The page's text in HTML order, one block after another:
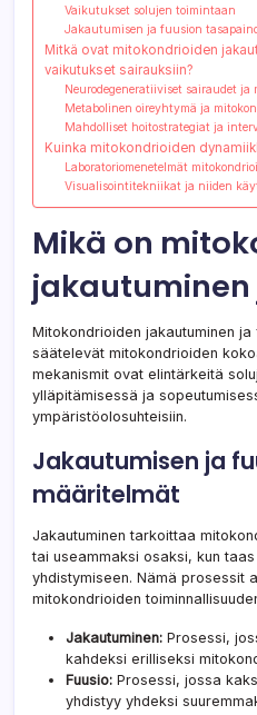
Vaikutukset solujen toimintaan
Jakautumisen ja fuusion
Mitkä ovat mitokondrioiden
vaikutukset sairauksiin?
Neurodegeneratiiviset sairaudet ja
Metabolinen oireyhtymä ja
Mahdolliset hoitostrategiat ja
Kuinka mitokondrioiden
Laboratoriomenetelmät
Visualisointitekniikat ja niiden
Mikä on
jakautuminen
Mitokondrioiden jakautuminen
säätelevät mitokondrioiden
mekanismit ovat elintärkeitä
ylläpitämisessä ja
ympäristöolosuhteisiin.
Jakautumisen ja
määritelmät
Jakautuminen tarkoittaa
tai useammaksi osaksi, kun
yhdistymiseen. Nämä prosessit
mitokondrioiden
Jakautuminen: Prosessi,
kahdeksi erilliseksi
Fuusio: Prosessi, jossa
yhdistyy yhdeksi